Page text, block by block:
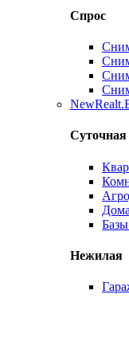
Спрос
New
Суточная
Нежилая